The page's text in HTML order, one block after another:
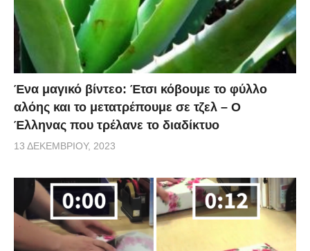
Ένα μαγικό βίντεο: Έτσι κόβουμε το φύλλο
αλόης και το μετατρέπουμε σε τζελ – O
Έλληνας που τρέλανε το διαδίκτυο
13 ΔΕΚΕΜΒΡΊΟΥ, 2023